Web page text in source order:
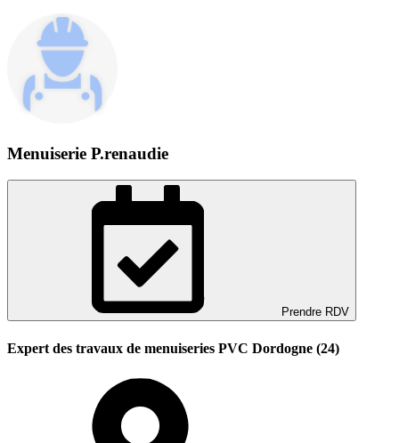
Menuiserie P.renaudie
Prendre RDV
Expert des travaux de menuiseries PVC Dordogne (24)